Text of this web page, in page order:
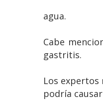
agua.
Cabe
gastritis.
Los expertos
podría